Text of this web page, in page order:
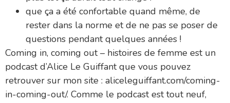
que ça a été confortable quand même, de
rester dans la norme et de ne pas se poser de
questions pendant quelques années !
Coming in, coming out – histoires de femme est un
podcast d’Alice Le Guiffant que vous pouvez
retrouver sur mon site : aliceleguiffant.com/coming-
in-coming-out/. Comme le podcast est tout neuf,